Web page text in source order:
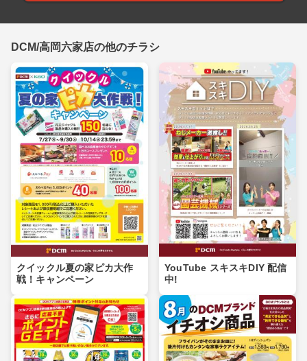
DCM/高岡六家店の他のチラシ
クイックル夏の家ピカ大作
戦！キャンペーン
YouTube スキスキDIY 配信
中!